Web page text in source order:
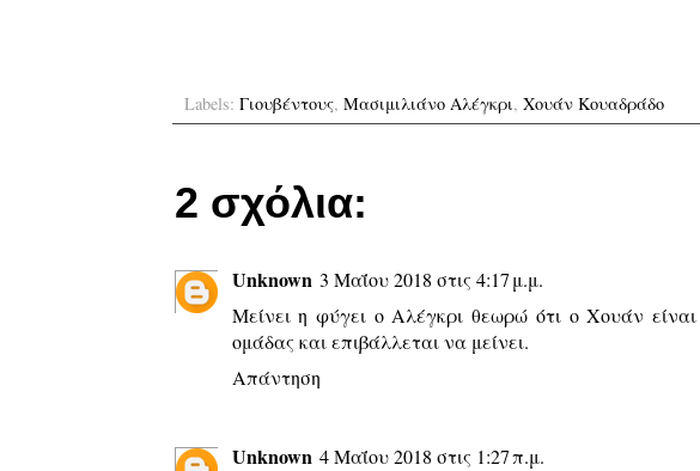
Labels: Γιουβέντους, Μασιμιλιάνο Αλέγκρι, Χουάν Κουαδράδο
2 σχόλια:
Unknown 3 Μαΐου 2018 στις 4:17 μ.μ.
Μείνει η φύγει ο Αλέγκρι θεωρώ ότι ο Χουάν
ομάδας και επιβάλλεται να μείνει.
Απάντηση
Unknown 4 Μαΐου 2018 στις 1:27 π.μ.